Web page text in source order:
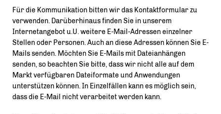
Für die Kommunikation bitten wir das Kontaktformular zu
verwenden. Darüberhinaus finden Sie in unserem
Internetangebot u.U. weitere E-Mail-Adressen einzelner
Stellen oder Personen. Auch an diese Adressen können Sie E-
Mails senden. Möchten Sie E-Mails mit Dateianhängen
senden, so beachten Sie bitte, dass wir nicht alle auf dem
Markt verfügbaren Dateiformate und Anwendungen
unterstützen können. In Einzelfällen kann es möglich sein,
dass die E-Mail nicht verarbeitet werden kann.